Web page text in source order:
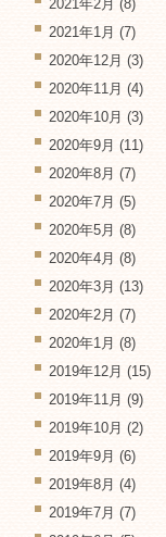
2021年2月 (8)
2021年1月 (7)
2020年12月 (3)
2020年11月 (4)
2020年10月 (3)
2020年9月 (11)
2020年8月 (7)
2020年7月 (5)
2020年5月 (8)
2020年4月 (8)
2020年3月 (13)
2020年2月 (7)
2020年1月 (8)
2019年12月 (15)
2019年11月 (9)
2019年10月 (2)
2019年9月 (6)
2019年8月 (4)
2019年7月 (7)